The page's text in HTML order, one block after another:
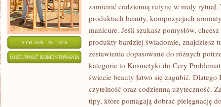
STYCZEŃ - 28 - 2026
MOŻLIWOŚĆ KOMENTOWANIA PIELĘGNACJA
SKÓRY
zamienić codzienną rutynę w mały
produktach beauty, kompozycjach
manicure. Jeśli szukasz pomysłów,
produkty bardziej świadomie, znajdziesz
zestawienia dopasowane do różnych
kategorie to Kosmetyki do Cery
świecie beauty łatwo się zagubić. Dlatego
czytelność oraz codzienną użyteczność.
tipy, które pomagają dobrać pielęgnację